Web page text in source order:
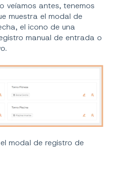
veíamos antes, tenemos
muestra el modal de
el icono de una
manual de entrada o
modal de registro de